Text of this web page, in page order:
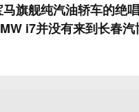
旗舰纯汽油轿车的绝
i7并没有来到长春